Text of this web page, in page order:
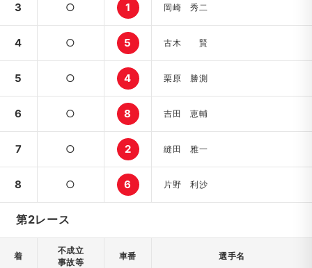
3 ○ 1 岡崎 秀二
4 ○ 5 古木 賢
5 ○ 4 栗原 勝測
6 ○ 8 吉田 恵輔
7 ○ 2 縫田 雅一
8 ○ 6 片野 利沙
第2レース
着
不成立
事故等
車番 選手名